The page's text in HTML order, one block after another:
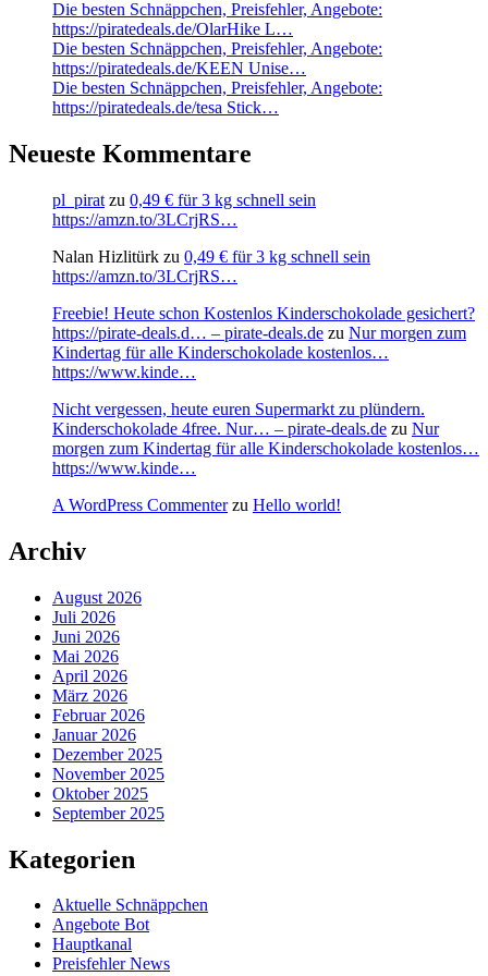
Die besten Schnäppchen, Preisfehler, Angebote:
https://piratedeals.de/OlarHike L…
Die besten Schnäppchen, Preisfehler, Angebote:
https://piratedeals.de/KEEN Unise…
Die besten Schnäppchen, Preisfehler, Angebote:
https://piratedeals.de/tesa Stick…
Neueste Kommentare
pl_pirat zu 0,49 € für 3 kg schnell sein
https://amzn.to/3LCrjRS…
Nalan Hizlitürk zu 0,49 € für 3 kg schnell sein
https://amzn.to/3LCrjRS…
Freebie! Heute schon Kostenlos Kinderschokolade gesichert?
https://pirate-deals.d… – pirate-deals.de zu Nur morgen zum
Kindertag für alle Kinderschokolade kostenlos…
https://www.kinde…
Nicht vergessen, heute euren Supermarkt zu plündern.
Kinderschokolade 4free. Nur… – pirate-deals.de zu Nur
morgen zum Kindertag für alle Kinderschokolade kostenlos…
https://www.kinde…
A WordPress Commenterzu Hello world!
Archiv
August 2026
Juli 2026
Juni 2026
Mai 2026
April 2026
März 2026
Februar 2026
Januar 2026
Dezember 2025
November 2025
Oktober 2025
September 2025
Kategorien
Aktuelle Schnäppchen
Angebote Bot
Hauptkanal
Preisfehler News